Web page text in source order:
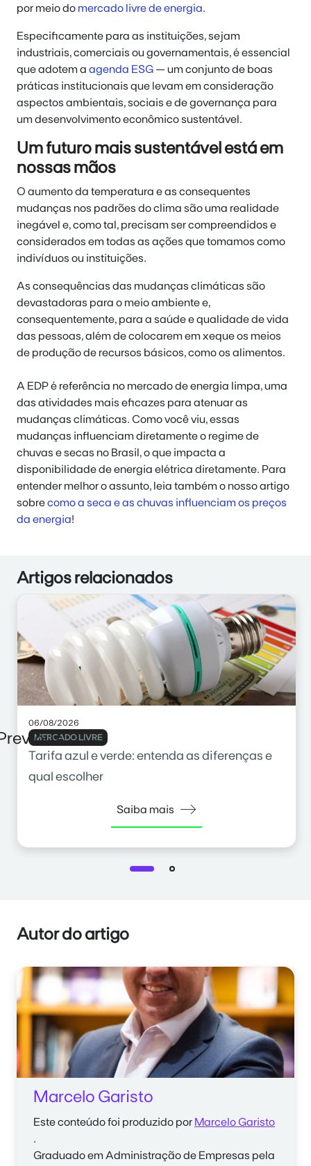
por meio do mercado livre de energia.
Especificamente para as instituições, sejam
industriais, comerciais ou governamentais, é essencial
que adotem a agenda ESG — um conjunto de boas
práticas institucionais que levam em consideração
aspectos ambientais, sociais e de governança para
um desenvolvimento econômico sustentável.
Um futuro mais sustentável está em
nossas mãos
O aumento da temperatura e as consequentes
mudanças nos padrões do clima são uma realidade
inegável e, como tal, precisam ser compreendidos e
considerados em todas as ações que tomamos como
indivíduos ou instituições.
As consequências das mudanças climáticas são
devastadoras para o meio ambiente e,
consequentemente, para a saúde e qualidade de vida
das pessoas, além de colocarem em xeque os meios
de produção de recursos básicos, como os alimentos.
A EDP é referência no mercado de energia limpa, uma
das atividades mais eficazes para atenuar as
mudanças climáticas. Como você viu, essas
mudanças influenciam diretamente o regime de
chuvas e secas no Brasil, o que impacta a
disponibilidade de energia elétrica diretamente. Para
entender melhor o assunto, leia também o nosso artigo
sobrecomo a seca e as chuvas influenciam os preços
da energia!
Artigos relacionados
06/08/2026
MERCADO LIVRE
Tarifa azul e verde: entenda as diferenças e
qual escolher
Saiba mais
Autor do artigo
Marcelo Garisto
Este conteúdo foi produzido por Marcelo Garisto
.
Graduado em Administração de Empresas pela